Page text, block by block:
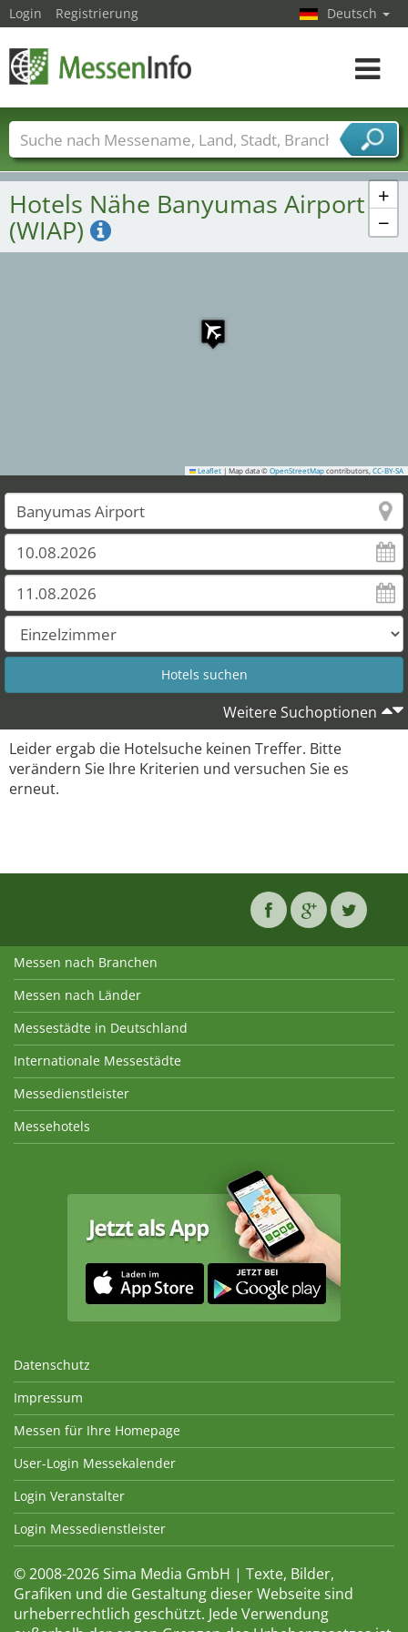
+
−
Leaflet | Map data © OpenStreetMap contributors, CC-BY-SA
Hotels Nähe Banyumas Airport
(WIAP)
Weitere Suchoptionen
Leider ergab die Hotelsuche keinen Treffer. Bitte
verändern Sie Ihre Kriterien und versuchen Sie es
erneut.
Login Registrierung Deutsch
Toggle
Messenamen Länder Städte
Branchen
Dienstleisterbranchen
Messen nach Branchen
Messen nach Länder
Messestädte in Deutschland
Internationale Messestädte
Messedienstleister
Messehotels
Datenschutz
Impressum
Messen für Ihre Homepage
User-Login Messekalender
Login Veranstalter
Login Messedienstleister
© 2008-2026 Sima Media GmbH | Texte, Bilder,
Grafiken und die Gestaltung dieser Webseite sind
urheberrechtlich geschützt. Jede Verwendung